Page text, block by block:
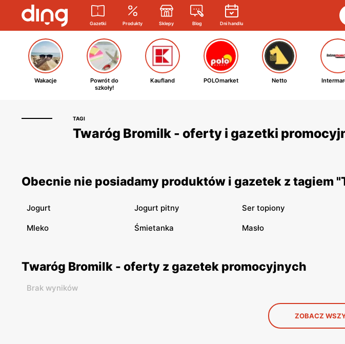
Gazetki Produkty Sklepy Blog Dni handlu
Wakacje
Powrót do
szkoły!
Kaufland POLOmarket Netto
TAGI
Twaróg Bromilk - oferty i gazetki
Obecnie nie posiadamy produktów i gazetek z tagiem
Jogurt Jogurt pitny Ser topiony
Mleko Śmietanka Masło
Twaróg Bromilk - oferty z gazetek promocyjnych
Brak wyników
ZOBACZ